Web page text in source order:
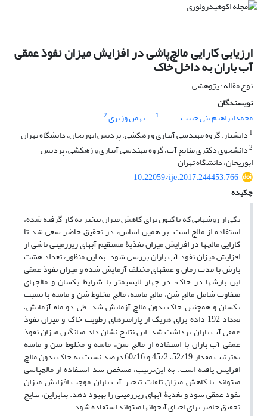
ارزیابی کارایی مالچ‌پاشی در افزایش میزان نفوذ عمقی
آب باران به داخل خاک
نوع مقاله : پژوهشی
نویسندگان
محمدابراهیم بنی حبیب
1 بهمن وزیری2
1 دانشیار، گروه مهندسی آبیاری و زهکشی، پردیس ابوریحان، دانشگاه تهران
2دانشجوی دکتری منابع آب، گروه مهندسی آبیاری و زهکشی، پردیس
ابوریحان، دانشگاه تهران
10.22059/ije.2017.244453.766
چکیده
یکی از روش‏هایی که تا کنون برای کاهش میزان تبخیر به کار گرفته شده،
استفاده از مالچ است. بر همین اساس، در ‌تحقیق حاضر سعی شد تا
کارایی مالچ‏ها در افزایش میزان تغذیۀ مستقیم آب‏های زیرزمینی ناشی از
افزایش میزان نفوذ آب باران بررسی شود. به این منظور، تعداد هشت
بارش با مدت زمان‏ و عمق‏های مختلف آزمایش شده و میزان نفوذ عمقی
این بارش‏ها در خاک، در چهار لایسیمتر با شرایط یکسان و مالچ‏های
متفاوت شامل مالچ شن، مالچ ماسه، مالچ مخلوط شن و ماسه با نسبت
یکسان و همچنین خاک بدون مالچ آزمایش شد. طی دو ماه آزمایش،
تعداد 192 داده برای هریک از پارامترهای رطوبت خاک و میزان نفوذ
عمقی آب باران برداشت شد. این نتایج نشان داد میانگین میزان نفوذ
عمقی آب باران با استفاده از مالچ شن، ماسه و مخلوط شن و ماسه
به‌ترتیب مقدار 52/19، 45/2 و 60/16 درصد نسبت به خاک بدون مالچ
افزایش یافته است. به این‌ترتیب، مشخص شد استفاده از مالچ‏پاشی
می‏تواند با کاهش میزان تلفات تبخیر آب باران موجب افزایش میزان
نفوذ عمقی شود و تغذیۀ آب‏های زیرزمینی را بهبود دهد. بنابراین، نتایج
تحقیق حاضر برای احیای آبخوان‏ها می‏تواند استفاده شود.